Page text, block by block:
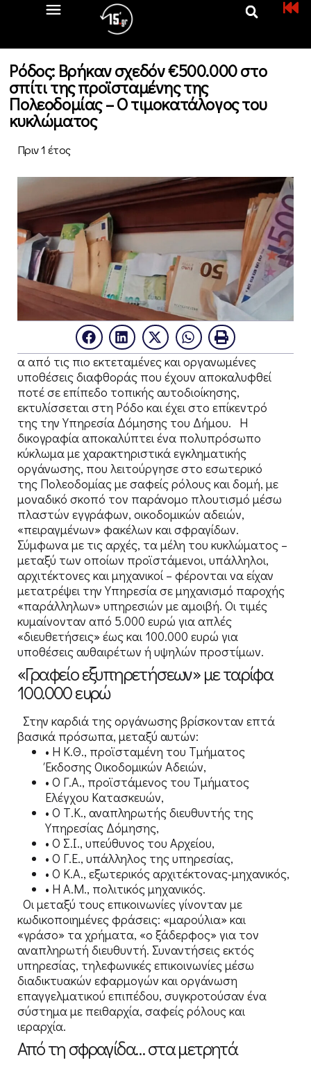
Ρόδος: Βρήκαν σχεδόν €500.000 στο
σπίτι της προϊσταμένης της
Πολεοδομίας – Ο τιμοκατάλογος του
κυκλώματος
Πριν 1 έτος
α από τις πιο εκτεταμένες και οργανωμένες
υποθέσεις διαφθοράς που έχουν αποκαλυφθεί
ποτέ σε επίπεδο τοπικής αυτοδιοίκησης,
εκτυλίσσεται στη Ρόδο και έχει στο επίκεντρό
της την Υπηρεσία Δόμησης του Δήμου. Η
δικογραφία αποκαλύπτει ένα πολυπρόσωπο
κύκλωμα με χαρακτηριστικά εγκληματικής
οργάνωσης, που λειτούργησε στο εσωτερικό
της Πολεοδομίας με σαφείς ρόλους και δομή, με
μοναδικό σκοπό τον παράνομο πλουτισμό μέσω
πλαστών εγγράφων, οικοδομικών αδειών,
«πειραγμένων» φακέλων και σφραγίδων.
Σύμφωνα με τις αρχές, τα μέλη του κυκλώματος –
μεταξύ των οποίων προϊστάμενοι, υπάλληλοι,
αρχιτέκτονες και μηχανικοί – φέρονται να είχαν
μετατρέψει την Υπηρεσία σε μηχανισμό παροχής
«παράλληλων» υπηρεσιών με αμοιβή. Οι τιμές
κυμαίνονταν από 5.000 ευρώ για απλές
«διευθετήσεις» έως και 100.000 ευρώ για
υποθέσεις αυθαιρέτων ή υψηλών προστίμων.
«Γραφείο εξυπηρετήσεων» με ταρίφα
100.000 ευρώ
Στην καρδιά της οργάνωσης βρίσκονταν επτά
βασικά πρόσωπα, μεταξύ αυτών:
• Η Κ.Θ., προϊσταμένη του Τμήματος
Έκδοσης Οικοδομικών Αδειών,
• Ο Γ.Α., προϊστάμενος του Τμήματος
Ελέγχου Κατασκευών,
• Ο Τ.Κ., αναπληρωτής διευθυντής της
Υπηρεσίας Δόμησης,
• Ο Σ.Ι., υπεύθυνος του Αρχείου,
• Ο Γ.Ε., υπάλληλος της υπηρεσίας,
• Ο Κ.Α., εξωτερικός αρχιτέκτονας-μηχανικός,
• Η Α.Μ., πολιτικός μηχανικός.
Οι μεταξύ τους επικοινωνίες γίνονταν με
κωδικοποιημένες φράσεις: «μαρούλια» και
«γράσο» τα χρήματα, «ο ξάδερφος» για τον
αναπληρωτή διευθυντή. Συναντήσεις εκτός
υπηρεσίας, τηλεφωνικές επικοινωνίες μέσω
διαδικτυακών εφαρμογών και οργάνωση
επαγγελματικού επιπέδου, συγκροτούσαν ένα
σύστημα με πειθαρχία, σαφείς ρόλους και
ιεραρχία.
Από τη σφραγίδα… στα μετρητά